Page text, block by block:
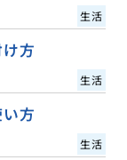
生活
方
生活
方
生活